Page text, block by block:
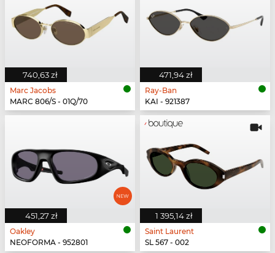
740,63 zł
Marc Jacobs
MARC 806/S - 01Q/70
471,94 zł
Ray-Ban
KAI - 921387
451,27 zł
Oakley
NEOFORMA - 952801
1 395,14 zł
Saint Laurent
SL 567 - 002